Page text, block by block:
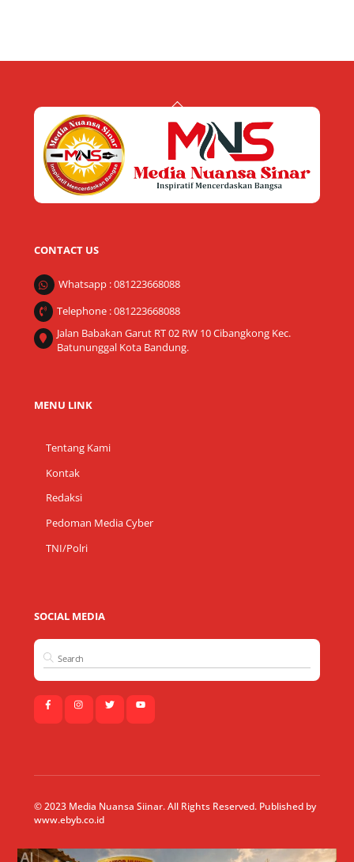
Back
Top
CONTACT US
Whatsapp : 081223668088
Telephone : 081223668088
Jalan Babakan Garut RT 02 RW 10 Cibangkong Kec.
Batununggal Kota Bandung.
MENU LINK
Tentang Kami
Kontak
Redaksi
Pedoman Media Cyber
TNI/Polri
SOCIAL MEDIA
© 2023 Media Nuansa Siinar. All Rights Reserved. Published by
www.ebyb.co.id